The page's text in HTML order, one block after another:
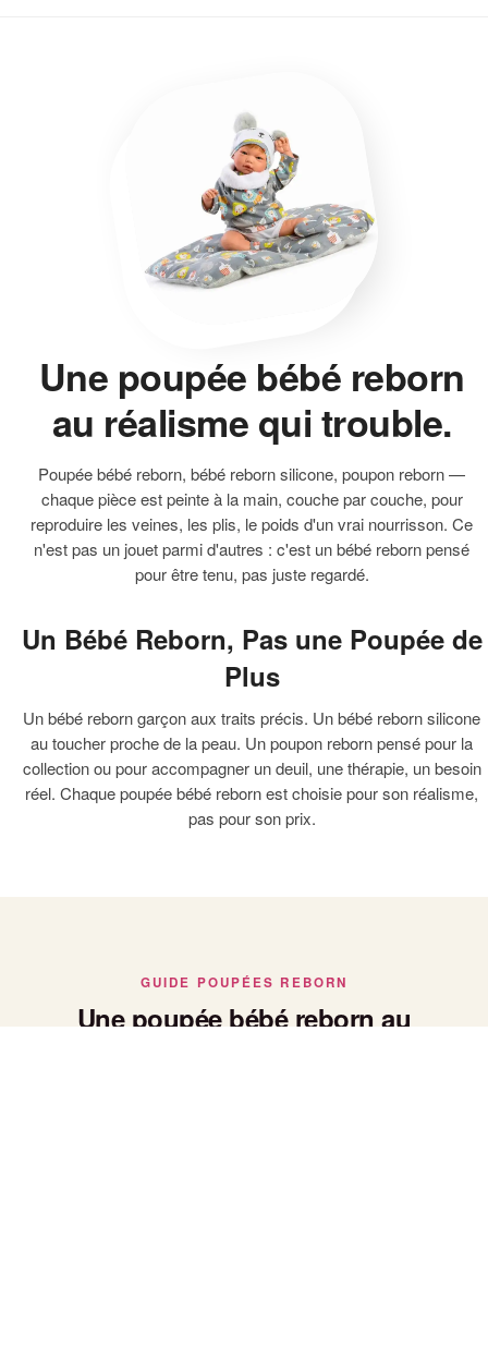
Une poupée bébé reborn
au réalisme qui trouble.
Poupée bébé reborn, bébé reborn silicone, poupon reborn —
chaque pièce est peinte à la main, couche par couche, pour
reproduire les veines, les plis, le poids d'un vrai nourrisson. Ce
n'est pas un jouet parmi d'autres : c'est un bébé reborn pensé
pour être tenu, pas juste regardé.
Un Bébé Reborn, Pas une Poupée de
Plus
Un bébé reborn garçon aux traits précis. Un bébé reborn silicone
au toucher proche de la peau. Un poupon reborn pensé pour la
collection ou pour accompagner un deuil, une thérapie, un besoin
réel. Chaque poupée bébé reborn est choisie pour son réalisme,
pas pour son prix.
GUIDE POUPÉES REBORN
Une poupée bébé reborn au